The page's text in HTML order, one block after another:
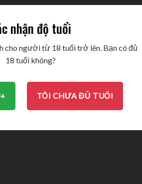
THÔNG TIN BỔ SUNG
nhận độ tuổi
cho người từ 18 tuổi trở lên. Bạn có đủ
18 tuổi không?
TÔI CHƯA ĐỦ TUỔI